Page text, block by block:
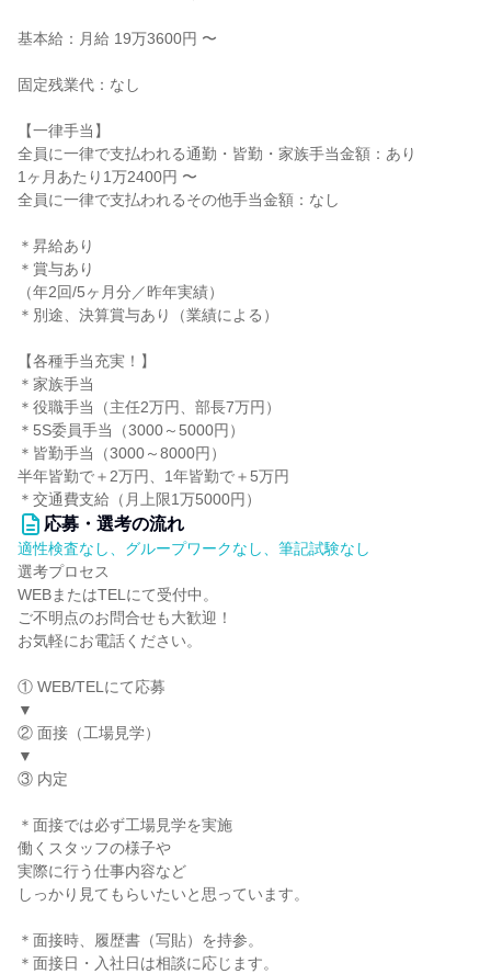
基本給：月給 19万3600円 〜
固定残業代：なし
【一律手当】
全員に一律で支払われる通勤・皆勤・家族手当金額：あり
1ヶ月あたり1万2400円 〜
全員に一律で支払われるその他手当金額：なし
＊昇給あり
＊賞与あり
（年2回/5ヶ月分／昨年実績）
＊別途、決算賞与あり（業績による）
【各種手当充実！】
＊家族手当
＊役職手当（主任2万円、部長7万円）
＊5S委員手当（3000～5000円）
＊皆勤手当（3000～8000円）
半年皆勤で＋2万円、1年皆勤で＋5万円
＊交通費支給（月上限1万5000円）
応募・選考の流れ
適性検査なし、グループワークなし、筆記試験なし
選考プロセス
WEBまたはTELにて受付中。
ご不明点のお問合せも大歓迎！
お気軽にお電話ください。
① WEB/TELにて応募
▼
② 面接（工場見学）
▼
③ 内定
＊面接では必ず工場見学を実施
働くスタッフの様子や
実際に行う仕事内容など
しっかり見てもらいたいと思っています。
＊面接時、履歴書（写貼）を持参。
＊面接日・入社日は相談に応じます。